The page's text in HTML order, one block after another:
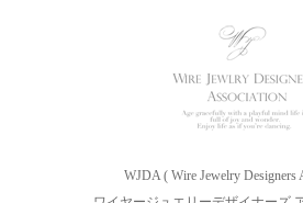
WJDA ( Wire Jewelry Designers